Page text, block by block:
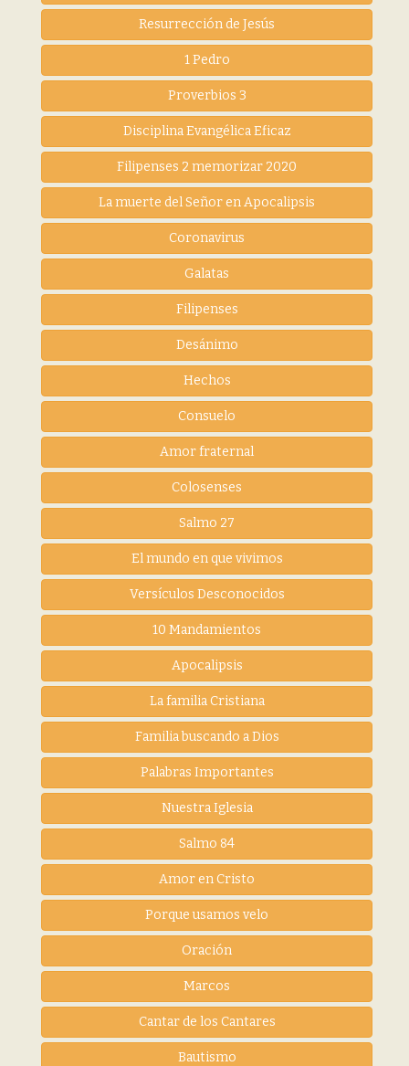
Resurrección de Jesús
1 Pedro
Proverbios 3
Disciplina Evangélica Eficaz
Filipenses 2 memorizar 2020
La muerte del Señor en Apocalipsis
Coronavirus
Galatas
Filipenses
Desánimo
Hechos
Consuelo
Amor fraternal
Colosenses
Salmo 27
El mundo en que vivimos
Versículos Desconocidos
10 Mandamientos
Apocalipsis
La familia Cristiana
Familia buscando a Dios
Palabras Importantes
Nuestra Iglesia
Salmo 84
Amor en Cristo
Porque usamos velo
Oración
Marcos
Cantar de los Cantares
Bautismo